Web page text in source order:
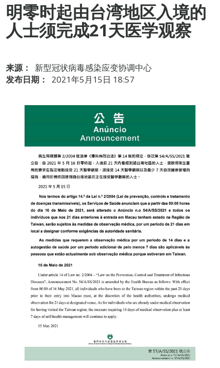
明零时起由台湾地区入境的
人士须完成21天医学观察
来源：
新型冠状病毒感染应变协调中心
发布日期：
2021年5月15日 18:57